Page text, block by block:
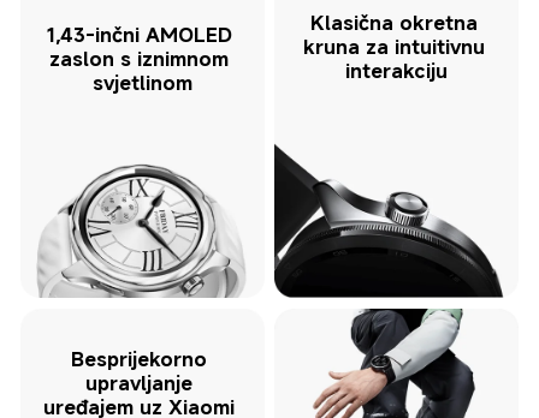
1,43-inčni AMOLED
zaslon s iznimnom
svjetlinom
Klasična okretna
kruna za intuitivnu
interakciju
Besprijekorno
upravljanje
uređajem uz Xiaomi